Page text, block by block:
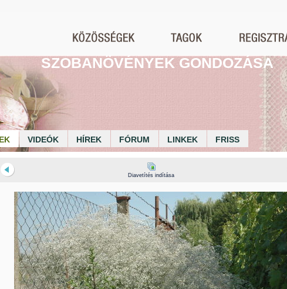
SZOBANÖVÉNYEK GONDOZÁSA
VIDEÓK HÍREK FÓRUM LINKEK FRISS
Diavetítés indítása